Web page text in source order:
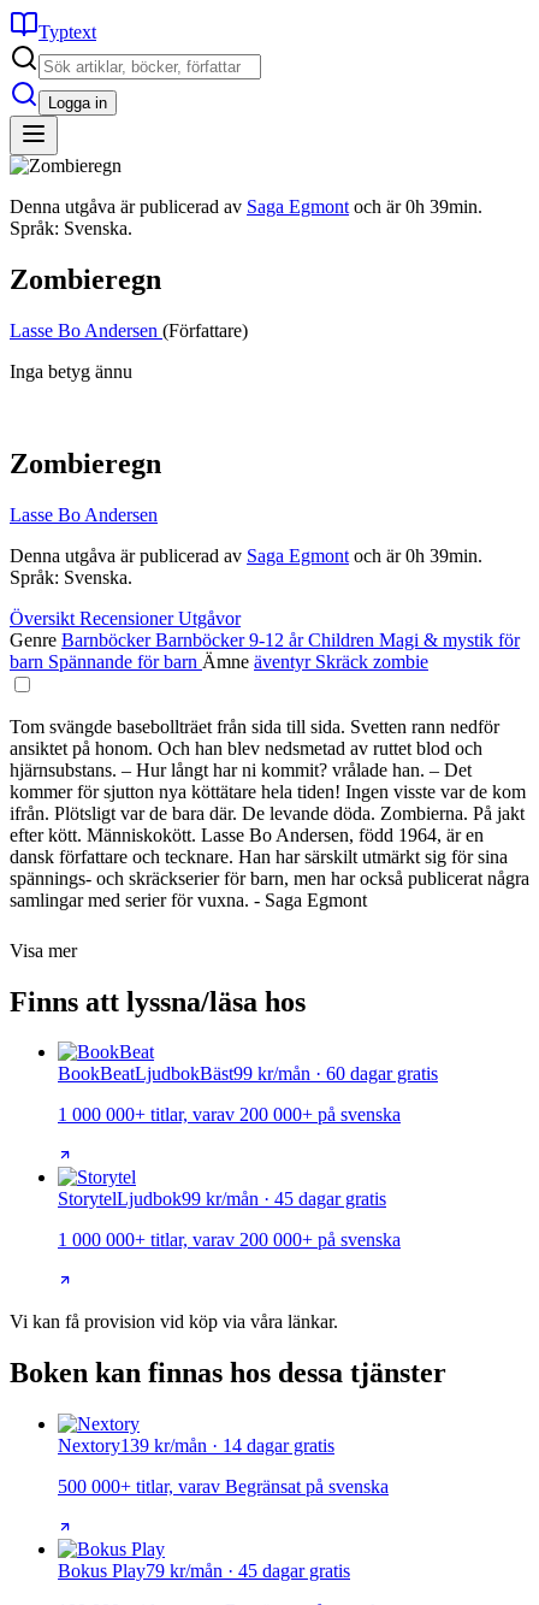
Typtext
Logga in
Denna utgåva är publicerad av Saga Egmont och är 0h 39min.
Språk: Svenska.
Zombieregn
Lasse Bo Andersen (Författare)
Inga betyg ännu
Zombieregn
Lasse Bo Andersen
Denna utgåva är publicerad av Saga Egmont och är 0h 39min.
Språk: Svenska.
Översikt RecensionerUtgåvor
Genre BarnböckerBarnböcker 9-12 årChildren Magi & mystik för
barn Spännande för barn Ämne äventyr Skräck zombie
Tom svängde basebollträet från sida till sida. Svetten rann nedför
ansiktet på honom. Och han blev nedsmetad av ruttet blod och
hjärnsubstans. – Hur långt har ni kommit? vrålade han. – Det
kommer för sjutton nya köttätare hela tiden! Ingen visste var de kom
ifrån. Plötsligt var de bara där. De levande döda. Zombierna. På jakt
efter kött. Människokött. Lasse Bo Andersen, född 1964, är en
dansk författare och tecknare. Han har särskilt utmärkt sig för sina
spännings- och skräckserier för barn, men har också publicerat några
samlingar med serier för vuxna. - Saga Egmont
Visa mer
Finns att lyssna/läsa hos
BookBeatLjudbokBäst99 kr/mån · 60 dagar gratis
1 000 000+ titlar, varav 200 000+ på svenska
StorytelLjudbok99 kr/mån · 45 dagar gratis
1 000 000+ titlar, varav 200 000+ på svenska
Vi kan få provision vid köp via våra länkar.
Boken kan finnas hos dessa tjänster
Nextory139 kr/mån · 14 dagar gratis
500 000+ titlar, varav Begränsat på svenska
Bokus Play79 kr/mån · 45 dagar gratis